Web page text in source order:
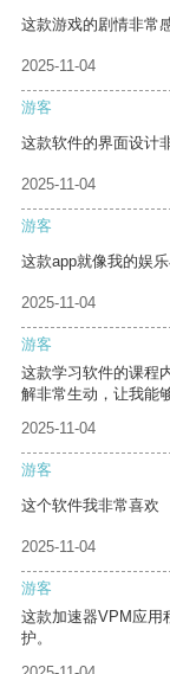
这款游戏的剧情非常
2025-11-04
游客
这款软件的界面设计
2025-11-04
游客
这款app就像我的娱
2025-11-04
游客
这款学习软件的课程
解非常生动，让我能
2025-11-04
游客
这个软件我非常喜欢
2025-11-04
游客
这款加速器VPM应用
护。